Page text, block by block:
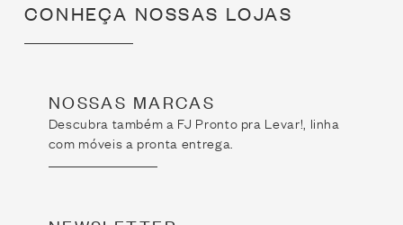
CONHEÇA NOSSAS LOJAS
NOSSAS MARCAS
Descubra também a FJ Pronto pra Levar!, linha
com móveis a pronta entrega.